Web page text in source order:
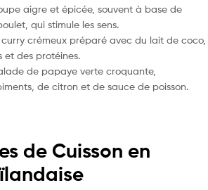
aigre et épicée, souvent à base de
qui stimule les sens.
curry crémeux préparé avec du lait de coco,
et des protéines.
de papaye verte croquante,
de citron et de sauce de poisson.
de Cuisson en